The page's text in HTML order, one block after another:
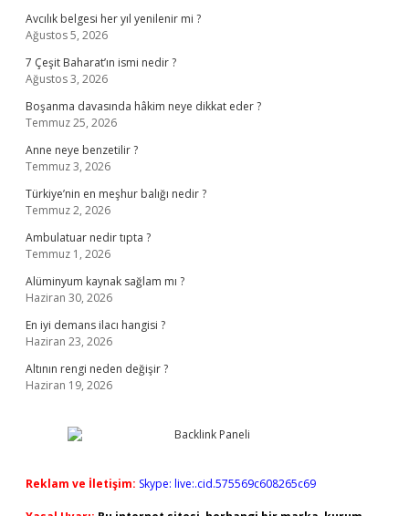
Avcılık belgesi her yıl yenilenir mi ?
Ağustos 5, 2026
7 Çeşit Baharat’ın ismi nedir ?
Ağustos 3, 2026
Boşanma davasında hâkim neye dikkat eder ?
Temmuz 25, 2026
Anne neye benzetilir ?
Temmuz 3, 2026
Türkiye’nin en meşhur balığı nedir ?
Temmuz 2, 2026
Ambulatuar nedir tıpta ?
Temmuz 1, 2026
Alüminyum kaynak sağlam mı ?
Haziran 30, 2026
En iyi demans ilacı hangisi ?
Haziran 23, 2026
Altının rengi neden değişir ?
Haziran 19, 2026
Reklam ve İletişim: Skype: live:.cid.575569c608265c69